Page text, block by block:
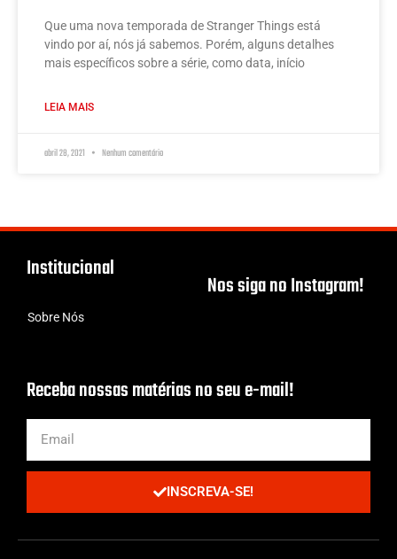
Que uma nova temporada de Stranger Things está
vindo por aí, nós já sabemos. Porém, alguns detalhes
mais específicos sobre a série, como data, início
LEIA MAIS
abril 28, 2021 Nenhum comentário
Institucional
Sobre Nós
Nos siga no Instagram!
Receba nossas matérias no seu e-mail!
INSCREVA-SE!